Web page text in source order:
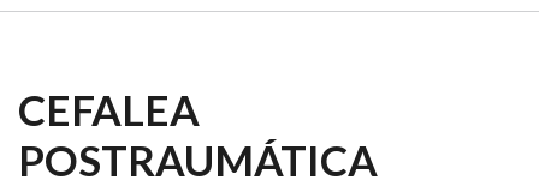
CEFALEA
POSTRAUMÁTICA